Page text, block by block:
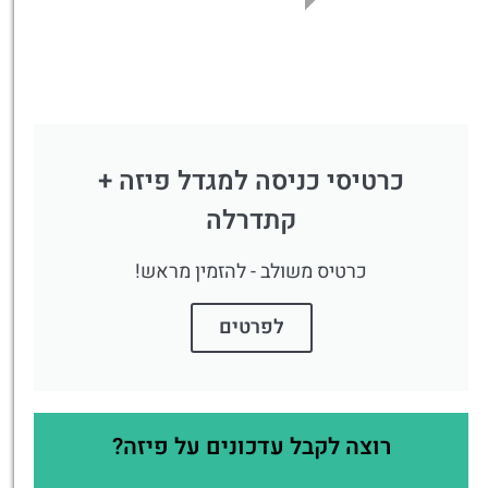
כרטיסי כניסה למגדל פיזה +
קתדרלה
כרטיס משולב - להזמין מראש!
לפרטים
רוצה לקבל עדכונים על פיזה?